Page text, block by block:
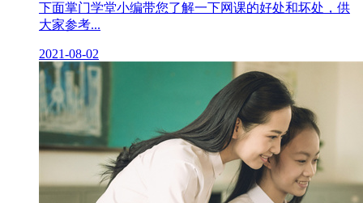
下面掌门学堂小编带您了解一下网课的好处和坏处，供
大家参考...
2021-08-02